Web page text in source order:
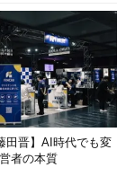
呼びます。プ
例えば、フ
所有者」は
プ」は作成し
ります。
のプライマ
前のグルー
田晋】AI時代でも変
者の本質